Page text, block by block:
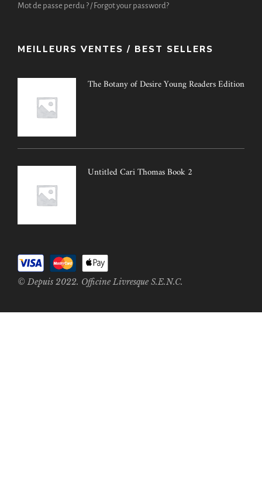
Mot de passe perdu ? / Forgot your password?
MEILLEURS VENTES / BEST SELLERS
The Botany of Desire Young Readers Edition
Untitled Cari Thomas Book 2
© Depuis 2022. Officine Livresque S.E.N.C.